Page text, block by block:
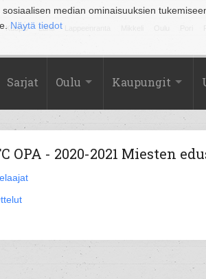
median ominaisuuksien
Näytä tiedot
Kuopio Lahti
Sarjat Oulu Kaupungit
OPA - 2020-2021 Miesten